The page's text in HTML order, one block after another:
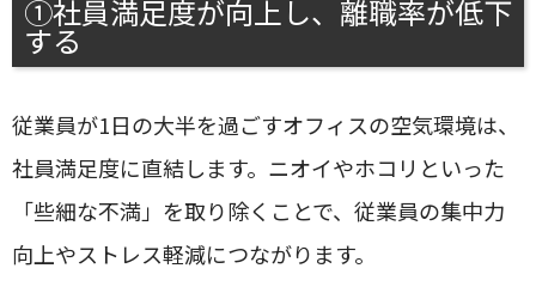
①社員満足度が向上し、離職率が低下
する
従業員が1日の大半を過ごすオフィスの空気環境は、
社員満足度に直結します。ニオイやホコリといった
「些細な不満」を取り除くことで、従業員の集中力
向上やストレス軽減につながります。